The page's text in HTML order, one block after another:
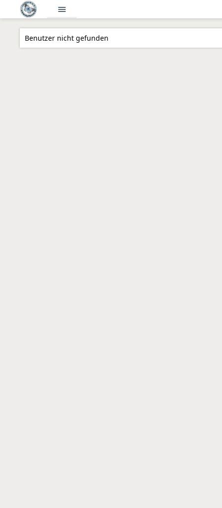
menu
Benutzer nicht gefunden